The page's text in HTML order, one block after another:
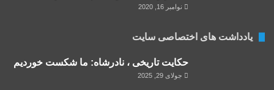
نوامبر 16, 2020
یادداشت های اختصاصی سایت
حکایت تاریخی ، نادرشاه: ما شکست خوردیم
جولای 29, 2025